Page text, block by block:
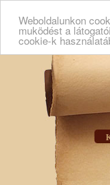
Weboldalunkon
muködést a
cookie-k